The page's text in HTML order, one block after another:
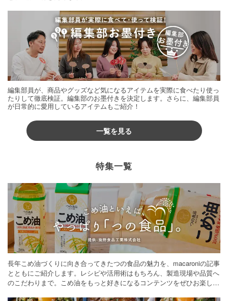
編集部員が、商品やグッズなど気になるアイテムを実際に食べたり使っ
たりして徹底検証。編集部のお墨付きを決定します。さらに、編集部員
が日常的に愛用しているアイテムもご紹介！
一覧を見る
特集一覧
長年こめ油づくりに向き合ってきたつの食品の魅力を、macaroniの記事
とともにご紹介します。レシピや活用術はもちろん、製造現場や品質へ
のこだわりまで。こめ油をもっと好きになるコンテンツをぜひお楽しみ